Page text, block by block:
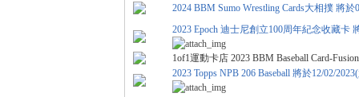
2024 BBM Sumo Wrestling Cards大相撲 將
2023 Epoch 迪士尼創立100周年紀念收藏卡
1of1運動卡店 2023 BBM Baseball Card-
2023 Topps NPB 206 Baseball 將於12/02/